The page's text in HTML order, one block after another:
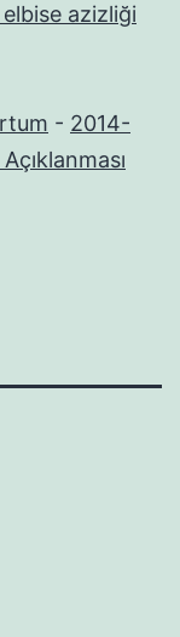
azizliği
- 2014-